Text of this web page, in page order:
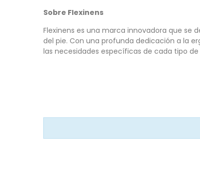
Sobre Flexinens
Flexinens es una marca innovadora que se
del pie. Con una profunda dedicación a la
las necesidades específicas de cada tipo